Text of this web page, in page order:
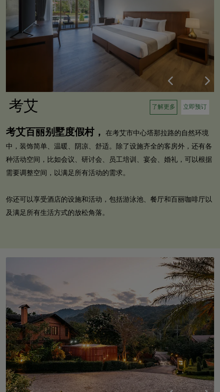
了解更多 立即预订
考艾
考艾百丽别墅度假村， 在考艾市中心塔那拉路的自然环境
中，装饰简单、温暖、阴凉、舒适。除了设施齐全的客房外，还有各
种活动空间，比如会议、研讨会、员工培训、宴会、婚礼，可以根据
需要调整空间，以满足所有活动的需求。
你还可以享受酒店的设施和活动，包括游泳池、餐厅和百丽咖啡厅以
及满足所有生活方式的放松角落。